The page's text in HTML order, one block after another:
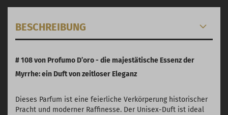
BESCHREIBUNG
# 108 von Profumo D’oro - die majestätische Essenz der
Myrrhe: ein Duft von zeitloser Eleganz
Dieses Parfum ist eine feierliche Verkörperung historischer
Pracht und moderner Raffinesse. Der Unisex-Duft ist ideal